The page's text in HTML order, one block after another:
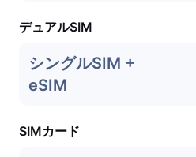
デュアルSIM
シングルSIM +
eSIM
SIMカード